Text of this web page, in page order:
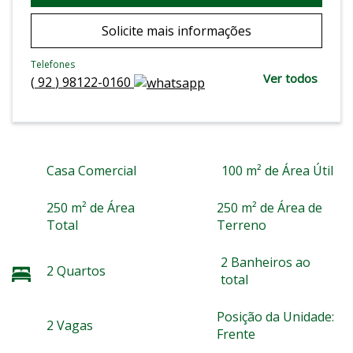
Solicite mais informações
Telefones
(92 ) 98122-0160 Ver todos
Casa Comercial 100 m² de Área Útil
250 m² de Área
Total
250 m² de Área de
Terreno
2 Quartos
2 Banheiros ao
total
2 Vagas
Posição da Unidade:
Frente